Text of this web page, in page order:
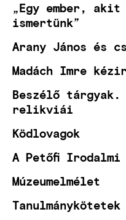
„Egy ember, akit
ismertünk”
Arany János és
Madách Imre
Beszélő tárgyak.
relikviái
Ködlovagok
A Petőfi Irodalmi
Múzeumelmélet